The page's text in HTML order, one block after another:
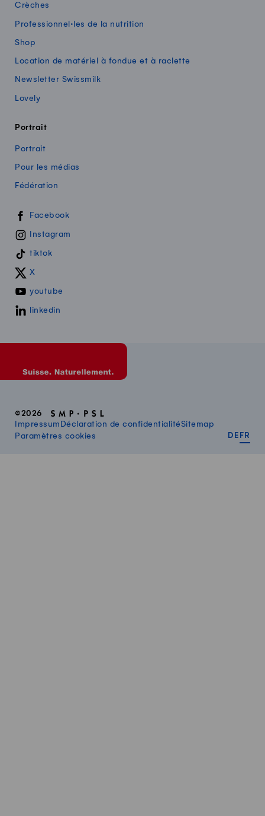
Crèches
Professionnel·les de la nutrition
Shop
Location de matériel à fondue et à raclette
Newsletter Swissmilk
Lovely
Portrait
Portrait
Pour les médias
Fédération
Swissmilk sur les réseaux sociaux
Facebook
Instagram
tiktok
X
youtube
linkedin
©2026
Impressum Déclaration de confidentialitéSitemap
Paramètres cookies
DE FR